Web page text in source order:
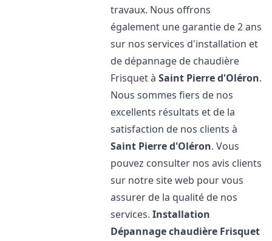
travaux. Nous offrons
également une garantie de 2 ans
sur nos services d'installation et
de dépannage de chaudière
Frisquet àSaint Pierre d'Oléron.
Nous sommes fiers de nos
excellents résultats et de la
satisfaction de nos clients à
Saint Pierre d'Oléron. Vous
pouvez consulter nos avis clients
sur notre site web pour vous
assurer de la qualité de nos
services.Installation
Dépannage chaudière Frisquet